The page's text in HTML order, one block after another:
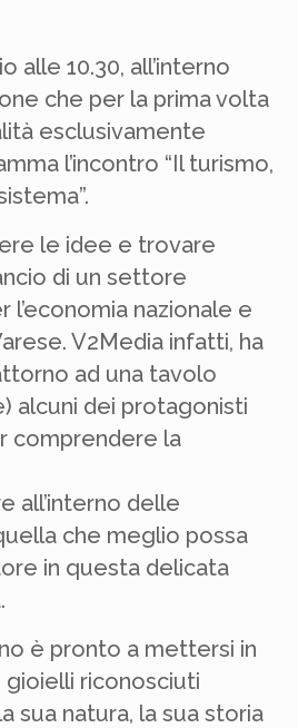
alle 10.30, all’interno
che per la prima volta
esclusivamente
l’incontro “Il turismo,
le idee e trovare
di un settore
nazionale e
V2Media infatti, ha
ad una tavolo
alcuni dei protagonisti
comprendere la
all’interno delle
che meglio possa
in questa delicata
è pronto a mettersi in
gioielli riconosciuti
sua natura, la sua storia